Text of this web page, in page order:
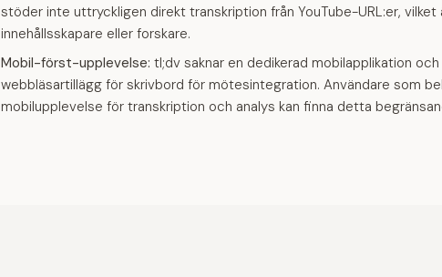
stöder inte uttryckligen direkt transkription från YouTube-URL:er, vilket
innehållsskapare eller forskare.
Mobil-först-upplevelse: tl;dv saknar en dedikerad mobilapplikation
webbläsartillägg för skrivbord för mötesintegration. Användare som
mobilupplevelse för transkription och analys kan finna detta